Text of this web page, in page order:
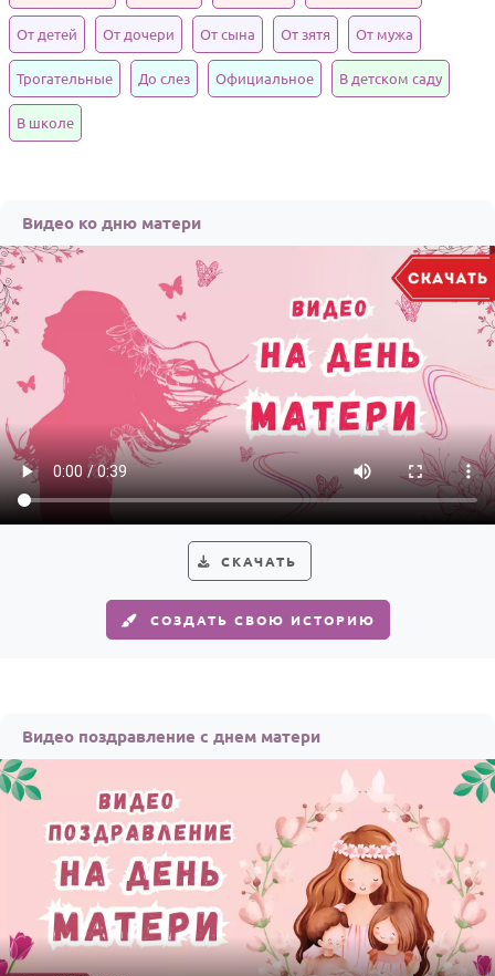
Юбилей
Свадьба
Годовщина свадьбы
Календарь праздников
Мужчине
Маме
Папе
Детям
Все родственники
ПЕРСОНАЛЬНЫЕ
Пожелания
По именам
От детей От дочери От сына От зятя От мужа
Трогательные До слез Официальное В детском саду
В школе
Видео ко дню матери
СКАЧАТЬ
СОЗДАТЬ СВОЮ ИСТОРИЮ
Видео поздравление с днем матери